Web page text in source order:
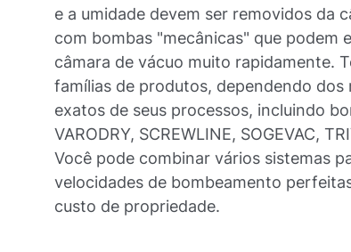
e a umidade devem ser removidos da
com bombas "mecânicas" que podem
câmara de vácuo muito rapidamente.
famílias de produtos, dependendo dos
exatos de seus processos, incluindo
VARODRY, SCREWLINE, SOGEVAC,
Você pode combinar vários sistemas
velocidades de bombeamento
custo de propriedade.